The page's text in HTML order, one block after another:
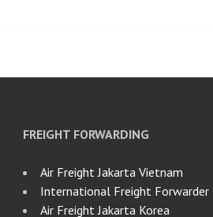
FREIGHT FORWARDING
Air Freight Jakarta Vietnam
International Freight Forwarder
Air Freight Jakarta Korea